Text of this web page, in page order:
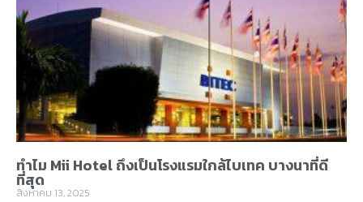
ทำไม Mii Hotel ถึงเป็นโรงแรมใกล้ไบเทค บางนาที่ดี
ที่สุด
สิงหาคม 13, 2025